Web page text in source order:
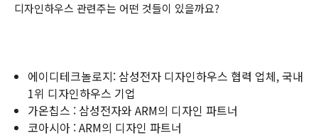
디자인하우스 관련주는 어떤 것들이 있을까요?
에이디테크놀로지: 삼성전자 디자인하우스 협력 업체, 국내
1위 디자인하우스 기업
가온칩스 : 삼성전자와 ARM의 디자인 파트너
코아시아 : ARM의 디자인 파트너